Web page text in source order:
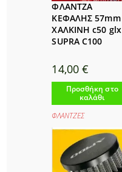
ΦΛΑΝΤΖΑ
ΚΕΦΑΛΗΣ 57mm
ΧΑΛΚΙΝΗ c50 glx
SUPRA C100
14,00€
Προσθήκη στο
καλάθι
ΦΛΑΝΤΖΕΣ